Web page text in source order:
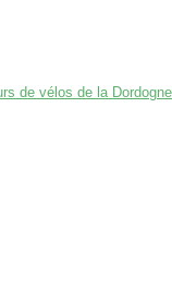
de vélos de la Dordogne